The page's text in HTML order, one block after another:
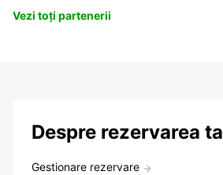
Vezi toți partenerii
Despre rezervarea ta
Gestionare rezervare